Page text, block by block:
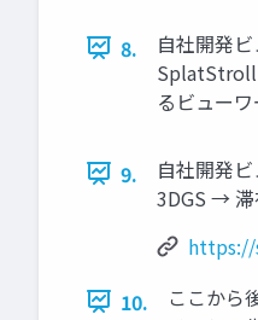
8.
自社開発
SplatStroll
るビュー
9.
自社開発
3DGS →
10.
ここから